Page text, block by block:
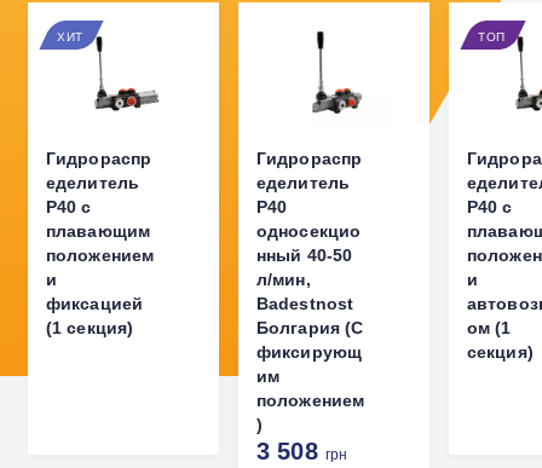
ХИТ
Гидрораспр
еделитель
P40 с
плавающим
положением
и
фиксацией
(1 секция)
Гидрораспр
еделитель
Р40
односекцио
нный 40-50
л/мин,
Badestnost
Болгария (С
фиксирующ
им
положением
)
3 508 грн
ТОП
P40 с
и
ом (1
секция)